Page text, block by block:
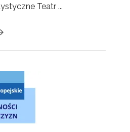
Teatr ...